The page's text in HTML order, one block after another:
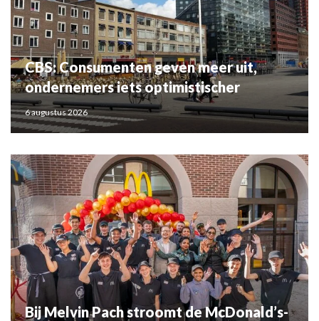
CBS: Consumenten geven meer uit,
ondernemers iets optimistischer
6 augustus 2026
Bij Melvin Pach stroomt de McDonald’s-